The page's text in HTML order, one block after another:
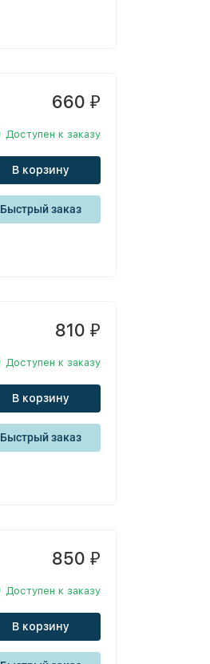
660 ₽
Доступен к заказу
В корзину
Быстрый заказ
810 ₽
Доступен к заказу
В корзину
Быстрый заказ
850 ₽
Доступен к заказу
В корзину